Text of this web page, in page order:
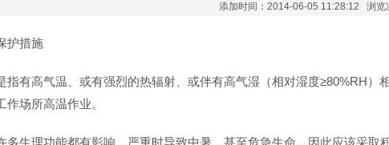
添加时间：2014-06-05 11:28:12 浏览
护措施
指有高气温、或有强烈的热辐射、或伴有高气湿（相对湿度≥80%RH
场所高温作业。
多生理功能都有影响，严重时导致中暑，甚至危急生命，因此应该采取